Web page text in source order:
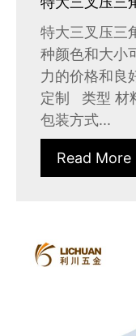
特大三叉压三
种颜色和大小
力的价格和良
定制 类型 材
包装方式...
Read More